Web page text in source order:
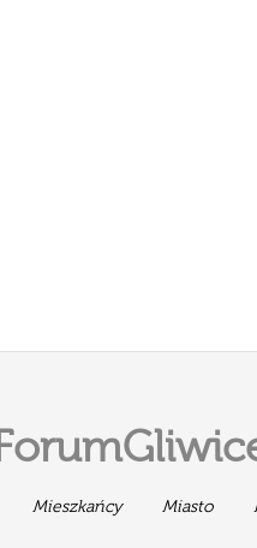
Mieszkańcy Miasto